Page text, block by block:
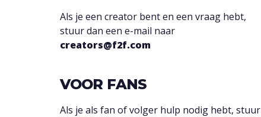
Als je een creator bent en een vraag hebt,
stuur dan een e-mail naar
creators@f2f.com
VOOR FANS
Als je als fan of volger hulp nodig hebt, stuur